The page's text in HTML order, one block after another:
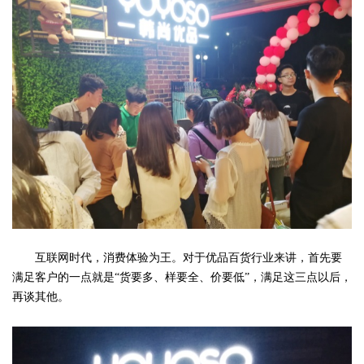
互联网时代，消费体验为王。对于优品百货行业来讲，首先要
满足客户的一点就是“货要多、样要全、价要低”，满足这三点以后，
再谈其他。